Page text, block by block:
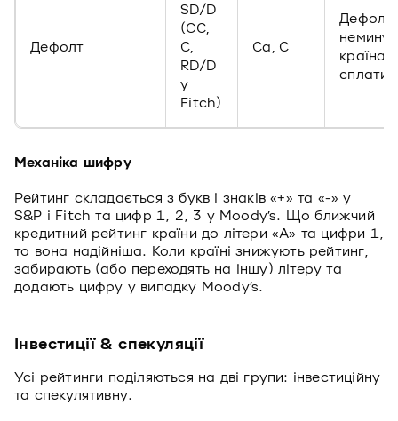
Дефолт
SD/D
(CC,
C,
RD/D
у
Fitch)
Ca, C
Дефолт
країна
Механіка шифру
Рейтинг складається з букв і знаків «+» та «-» у
S&P і Fitch та цифр 1, 2, 3 у Moody’s. Що ближчий
кредитний рейтинг країни до літери «A» та цифри 1,
то вона надійніша. Коли країні знижують рейтинг,
забирають (або переходять на іншу) літеру та
додають цифру у випадку Moody’s.
Інвестиції & спекуляції
Усі рейтинги поділяються на дві групи: інвестиційну
та спекулятивну.